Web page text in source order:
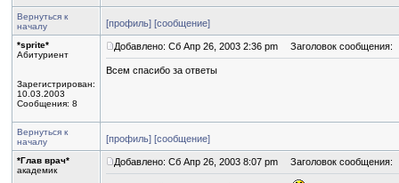
Вернуться к
началу
[профиль] [сообщение]
*sprite*
Абитуриент
Зарегистрирован:
10.03.2003
Сообщения: 8
Добавлено: Сб Апр 26, 2003 2:36 pm Заголовок сообщения:
Всем спасибо за ответы
Вернуться к
началу
[профиль] [сообщение]
*Глав врач*
академик
Добавлено: Сб Апр 26, 2003 8:07 pm Заголовок сообщения: